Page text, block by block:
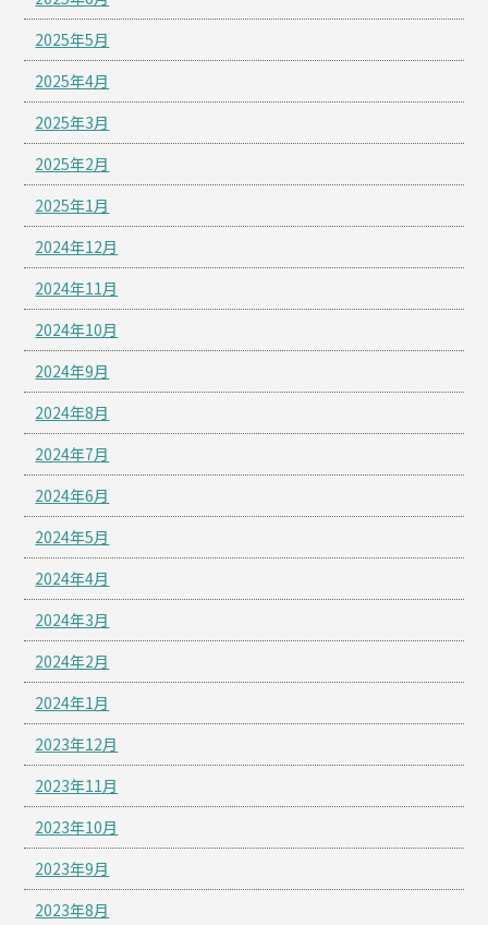
2025年5月
2025年4月
2025年3月
2025年2月
2025年1月
2024年12月
2024年11月
2024年10月
2024年9月
2024年8月
2024年7月
2024年6月
2024年5月
2024年4月
2024年3月
2024年2月
2024年1月
2023年12月
2023年11月
2023年10月
2023年9月
2023年8月